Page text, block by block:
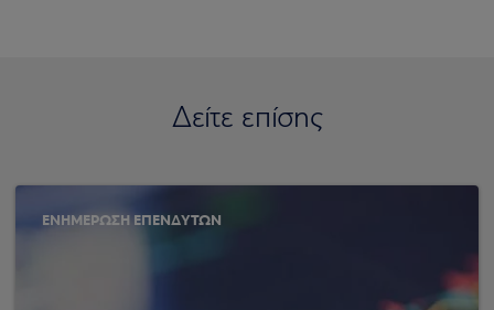
Δείτε επίσης
ΕΝΗΜΕΡΩΣΗ ΕΠΕΝΔΥΤΩΝ